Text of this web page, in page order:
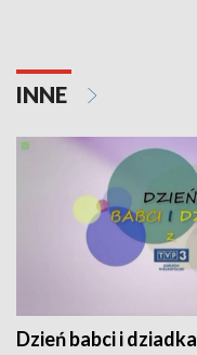
INNE
Dzień babci i dziadka